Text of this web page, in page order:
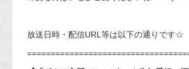
放送日時・配信URL等は以下の通りです☆